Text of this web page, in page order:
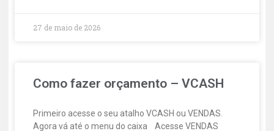
27 de maio de 2026
Como fazer orçamento – VCASH
Primeiro acesse o seu atalho VCASH ou VENDAS.
Agora vá até o menu do caixa Acesse VENDAS